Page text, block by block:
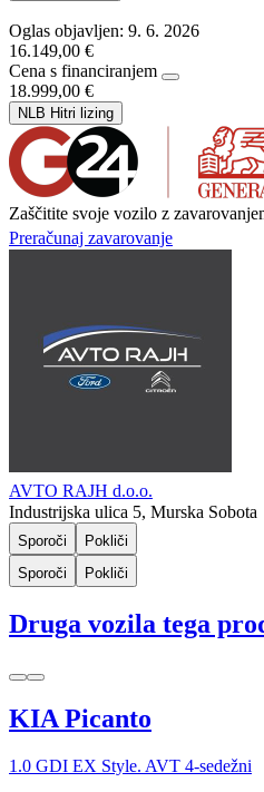
Oglas objavljen: 9. 6. 2026
16.149,00 €
Cena s financiranjem
18.999,00 €
NLB Hitri lizing
Zaščitite svoje vozilo z
Preračunaj zavarovanje
AVTO RAJH d.o.o.
Industrijska ulica 5, Murska Sobota
Sporoči
Pokliči
Sporoči
Pokliči
Druga vozila tega
KIA Picanto
1.0 GDI EX Style. AVT 4-sedežni